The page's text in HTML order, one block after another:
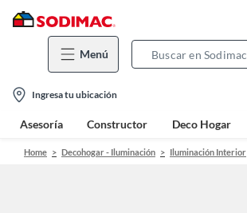
Menú
location-
icon
Ingresa tu ubicación
Asesoría Constructor Deco Hogar
Home Decohogar - Iluminación Iluminación Interior